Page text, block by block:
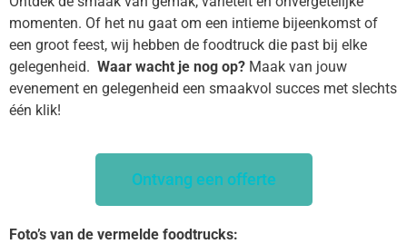
momenten. Of het nu gaat om een intieme bijeenkomst of
een groot feest, wij hebben de foodtruck die past bij elke
gelegenheid. Waar wacht je nog op? Maak van jouw
evenement en gelegenheid een smaakvol succes met slechts
één klik!
Ontvang een offerte
Foto’s van de vermelde foodtrucks: